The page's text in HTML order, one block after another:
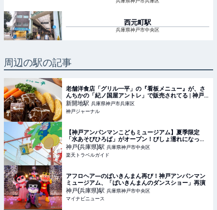
西元町駅
兵庫県神戸市中央区
周辺の駅の記事
老舗洋食店「グリル一平」の『看板メニュー』が、さ
んちかの「紀ノ国屋アントレ」で販売されてる | 神戸
ジャーナル
新開地駅 兵庫県神戸市兵庫区
神戸ジャーナル
【神戸アンパンマンこどもミュージアム】夏季限定
「水あそびひろば」がオープン！びしょ濡れになって
暑さをふき飛ばそう 【楽天トラベル】
神戸(兵庫県)駅 兵庫県神戸市中央区
楽天トラベルガイド
アフロヘア―のばいきんまん再び！神戸アンパンマン
ミュージアム、「ばいきんまんのダンスショー」再演
神戸(兵庫県)駅 兵庫県神戸市中央区
マイナビニュース